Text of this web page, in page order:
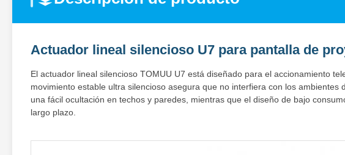
Actuador lineal silencioso U7 para pantalla de
El actuador lineal silencioso TOMUU U7 está diseñado para el accionamiento
movimiento estable ultra silencioso asegura que no interfiera con los
una fácil ocultación en techos y paredes, mientras que el diseño de bajo
largo plazo.